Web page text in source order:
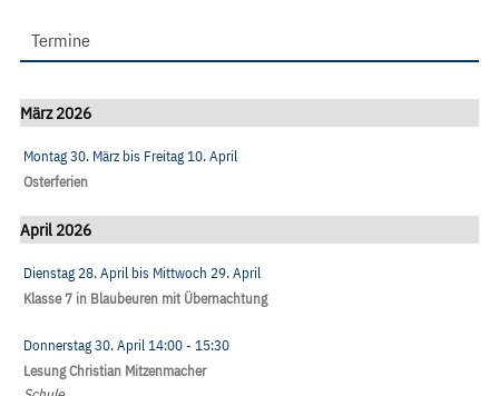
Termine
März 2026
Montag 30. März bis Freitag 10. April
Osterferien
April 2026
Dienstag 28. April bis Mittwoch 29. April
Klasse 7 in Blaubeuren mit Übernachtung
Donnerstag 30. April14:00- 15:30
Lesung Christian Mitzenmacher